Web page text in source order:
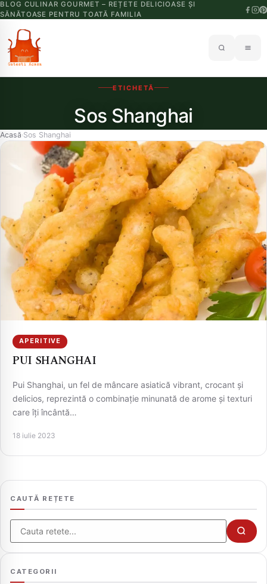
BLOG CULINAR GOURMET – REȚETE DELICIOASE ȘI
SĂNĂTOASE PENTRU TOATĂ FAMILIA
ETICHETĂ
Sos Shanghai
Acasă›Sos Shanghai
APERITIVE
PUI SHANGHAI
Pui Shanghai, un fel de mâncare asiatică vibrant, crocant și
delicios, reprezintă o combinație minunată de arome și texturi
care îți încântă…
18 iulie 2023
CAUTĂ REȚETE
Cauta
CATEGORII